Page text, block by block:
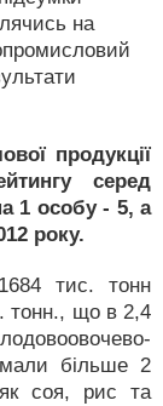
на
продукції
серед
1 особу - 5, а
року.
тис. тонн
тонн., що в 2,4
більше 2
соя, рис та